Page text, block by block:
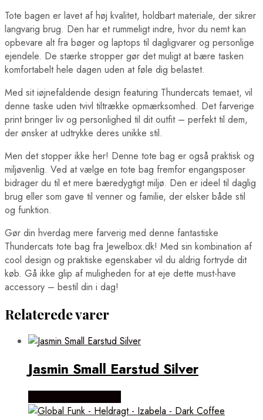
Tote bagen er lavet af høj kvalitet, holdbart materiale, der sikrer
langvarig brug. Den har et rummeligt indre, hvor du nemt kan
opbevare alt fra bøger og laptops til dagligvarer og personlige
ejendele. De stærke stropper gør det muligt at bære tasken
komfortabelt hele dagen uden at føle dig belastet.
Med sit iøjnefaldende design featuring Thundercats temaet, vil
denne taske uden tvivl tiltrække opmærksomhed. Det farverige
print bringer liv og personlighed til dit outfit – perfekt til dem,
der ønsker at udtrykke deres unikke stil.
Men det stopper ikke her! Denne tote bag er også praktisk og
miljøvenlig. Ved at vælge en tote bag fremfor engangsposer
bidrager du til et mere bæredygtigt miljø. Den er ideel til daglig
brug eller som gave til venner og familie, der elsker både stil
og funktion.
Gør din hverdag mere farverig med denne fantastiske
Thundercats tote bag fra Jewelbox.dk! Med sin kombination af
cool design og praktiske egenskaber vil du aldrig fortryde dit
køb. Gå ikke glip af muligheden for at eje dette must-have
accessory – bestil din i dag!
Relaterede varer
Jasmin Small Earstud Silver